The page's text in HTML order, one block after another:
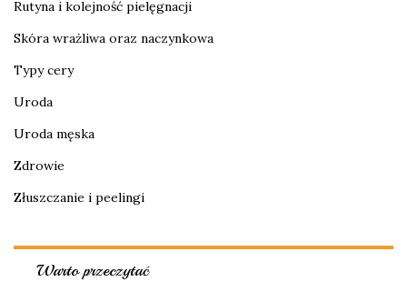
Rutyna i kolejność pielęgnacji
Skóra wrażliwa oraz naczynkowa
Typy cery
Uroda
Uroda męska
Zdrowie
Złuszczanie i peelingi
Warto przeczytać